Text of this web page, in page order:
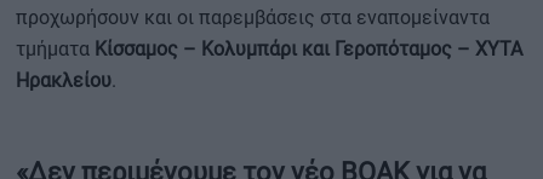
προχωρήσουν και οι παρεμβάσεις στα εναπομείναντα
τμήματα Κίσσαμος – Κολυμπάρι και Γεροπόταμος – ΧΥΤΑ
Ηρακλείου.
«Δεν περιμένουμε τον νέο ΒΟΑΚ για να